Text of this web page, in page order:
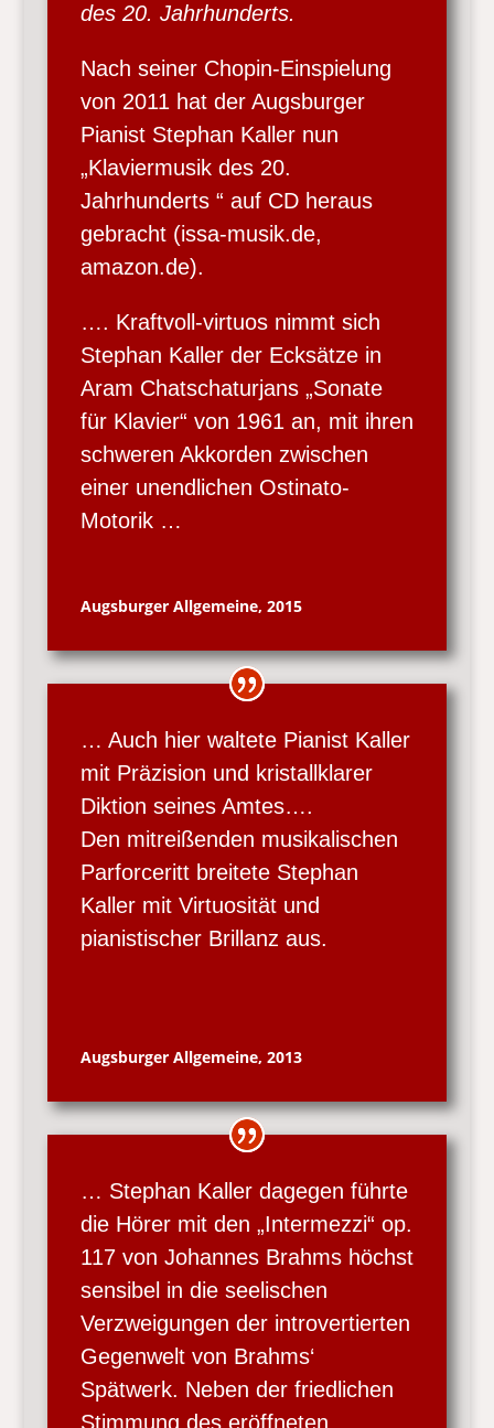
des 20. Jahrhunderts.
Nach seiner Chopin-Einspielung
von 2011 hat der Augsburger
Pianist Stephan Kaller nun
„Klaviermusik des 20.
Jahrhunderts “ auf CD heraus
gebracht (issa-musik.de,
amazon.de).
…. Kraftvoll-virtuos nimmt sich
Stephan Kaller der Ecksätze in
Aram Chatschaturjans „Sonate
für Klavier“ von 1961 an, mit ihren
schweren Akkorden zwischen
einer unendlichen Ostinato-
Motorik …
Augsburger Allgemeine, 2015
… Auch hier waltete Pianist Kaller
mit Präzision und kristallklarer
Diktion seines Amtes….
Den mitreißenden musikalischen
Parforceritt breitete Stephan
Kaller mit Virtuosität und
pianistischer Brillanz aus.
Augsburger Allgemeine, 2013
… Stephan Kaller dagegen führte
die Hörer mit den „Intermezzi“ op.
117 von Johannes Brahms höchst
sensibel in die seelischen
Verzweigungen der introvertierten
Gegenwelt von Brahms‘
Spätwerk. Neben der friedlichen
Stimmung des eröffneten